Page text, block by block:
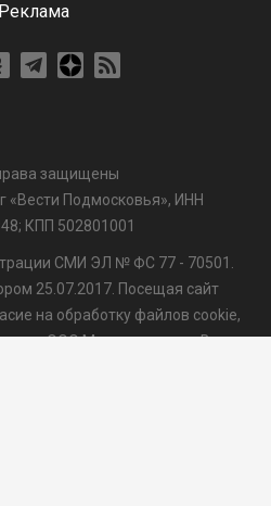
Реклама
защищены
Подмосковья», ИНН
КПП 502801001
СМИ ЭЛ № ФС 77 - 70501.
25.07.2017. Посещая сайт
на обработку файлов cookie,
ООО Медиахолдинг «Вести